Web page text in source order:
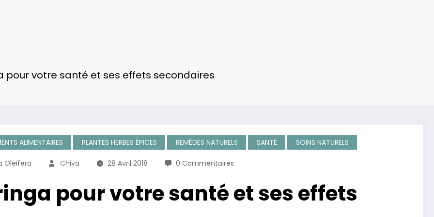
pour votre santé et ses effets secondaires
ALIMENTAIRES PLANTES HERBES ÉPICES REMÈDES NATURELS SANTÉ SOINS NATURELS
Oleifera Chiva 28 Avril 2018 0 Commentaires
pour votre santé et ses effets